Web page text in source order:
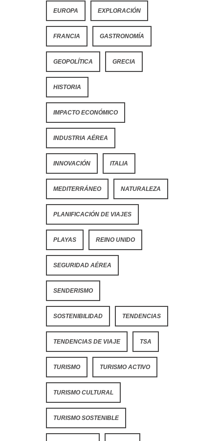
EUROPA EXPLORACIÓN
FRANCIA GASTRONOMÍA
GEOPOLÍTICA GRECIA
HISTORIA
IMPACTO ECONÓMICO
INDUSTRIA AÉREA
INNOVACIÓN ITALIA
MEDITERRÁNEO NATURALEZA
PLANIFICACIÓN DE VIAJES
PLAYAS REINO UNIDO
SEGURIDAD AÉREA
SENDERISMO
SOSTENIBILIDAD TENDENCIAS
TENDENCIAS DE VIAJE TSA
TURISMO TURISMO ACTIVO
TURISMO CULTURAL
TURISMO SOSTENIBLE